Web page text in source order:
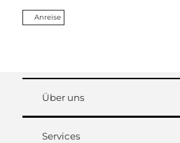
Anreise
Über uns
Services